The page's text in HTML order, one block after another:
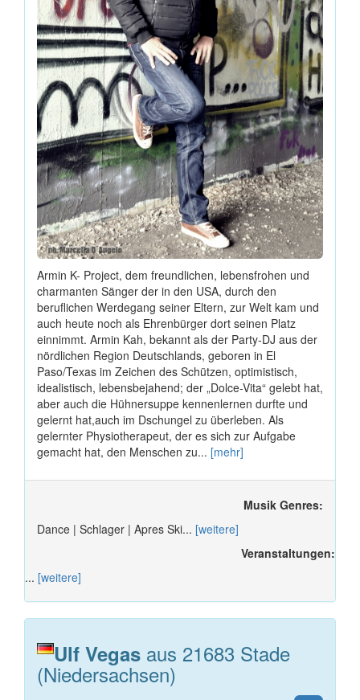
Armin K- Project, dem freundlichen, lebensfrohen und
charmanten Sänger der in den USA, durch den
beruflichen Werdegang seiner Eltern, zur Welt kam und
auch heute noch als Ehrenbürger dort seinen Platz
einnimmt. Armin Kah, bekannt als der Party-DJ aus der
nördlichen Region Deutschlands, geboren in El
Paso/Texas im Zeichen des Schützen, optimistisch,
idealistisch, lebensbejahend; der „Dolce-Vita“ gelebt hat,
aber auch die Hühnersuppe kennenlernen durfte und
gelernt hat,auch im Dschungel zu überleben. Als
gelernter Physiotherapeut, der es sich zur Aufgabe
gemacht hat, den Menschen zu... [mehr]
Musik Genres:
Dance | Schlager | Apres Ski... [weitere]
Veranstaltungen:
... [weitere]
Ulf Vegas aus 21683 Stade
(Niedersachsen)